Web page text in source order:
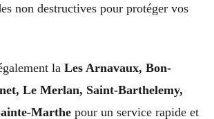
non destructives pour protéger vos
la Les Arnavaux, Bon-
Le Merlan, Saint-Barthelemy,
Marthe pour un service rapide et